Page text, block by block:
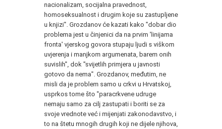
nacionalizam, socijalna pravednost,
homoseksualnost i drugim koje su zastupljene
u knjizi". Grozdanov će kazati kako "dobar dio
problema jest u činjenici da na prvim 'linijama
fronta' vjerskog govora stupaju ljudi s viškom
uvjerenja i manjkom argumenata, barem onih
suvislih", dok "svijetlih primjera u javnosti
gotovo da nema". Grozdanov, međutim, ne
misli da je problem samo u crkvi u Hrvatskoj,
usprkos tome što "paracrkvene udruge
nemaju samo za cilj zastupati i boriti se za
svoje vrednote već i mijenjati zakonodavstvo, i
to na štetu mnogih drugih koji ne dijele njihova,